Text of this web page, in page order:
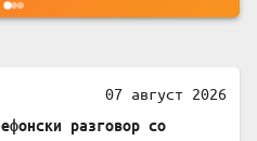
07 август 2026
разговор со